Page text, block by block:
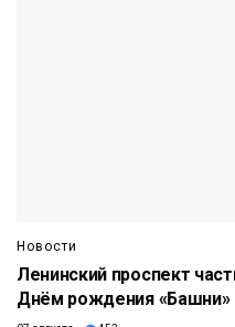
Новости
Ленинский проспект
Днём рождения «Башни»